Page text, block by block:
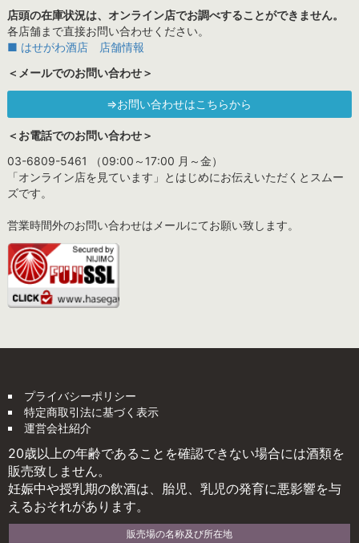
店頭の在庫状況は、オンライン店でお調べすることができません。
各店舗まで直接お問い合わせください。
■ はせがわ酒店 店舗情報
＜メールでのお問い合わせ＞
⇒お問い合わせはこちらから
＜お電話でのお問い合わせ＞
03-6809-5461 （09:00～17:00 月～金）
「オンライン店を見ています」とはじめにお伝えいただくとスムー
ズです。
営業時間外のお問い合わせはメールにてお願い致します。
プライバシーポリシー
特定商取引法に基づく表示
運営会社紹介
20歳以上の年齢であることを確認できない場合には酒類を
販売致しません。
妊娠中や授乳期の飲酒は、胎児、乳児の発育に悪影響を与
えるおそれがあります。
販売場の名称及び所在地